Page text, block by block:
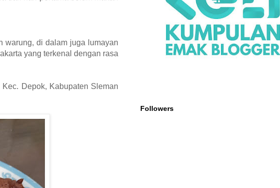
warung, di dalam juga lumayan
yang terkenal dengan rasa
Depok, Kabupaten Sleman
Followers